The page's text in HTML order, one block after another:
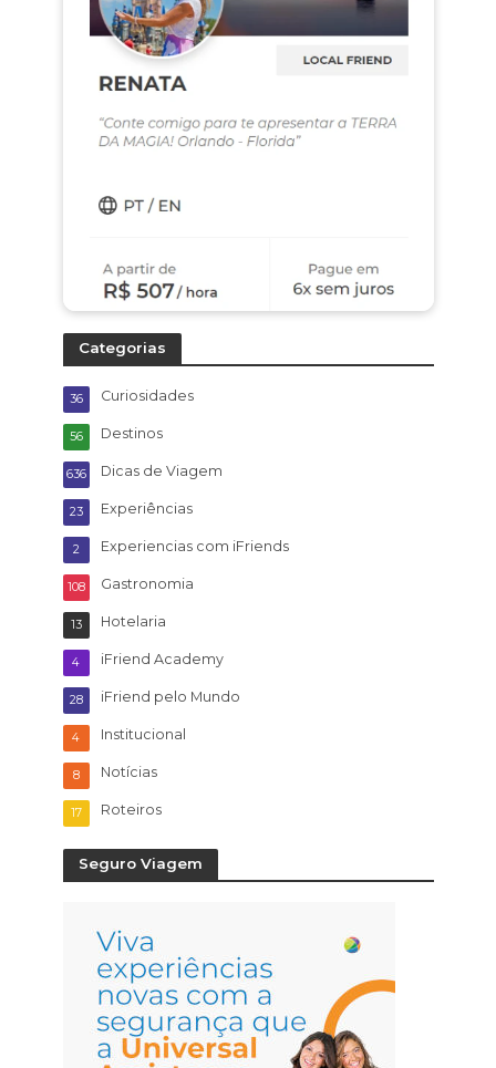
Categorias
Curiosidades
36
Destinos
56
Dicas de Viagem
636
Experiências
23
Experiencias com iFriends
2
Gastronomia
108
Hotelaria
13
iFriend Academy
4
iFriend pelo Mundo
28
Institucional
4
Notícias
8
Roteiros
17
Seguro Viagem